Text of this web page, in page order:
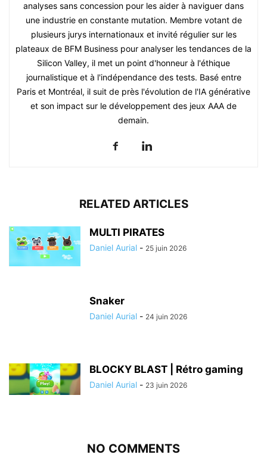
analyses sans concession pour les aider à naviguer dans
une industrie en constante mutation. Membre votant de
plusieurs jurys internationaux et invité régulier sur les
plateaux de BFM Business pour analyser les tendances de la
Silicon Valley, il met un point d'honneur à l'éthique
journalistique et à l'indépendance des tests. Basé entre
Paris et Montréal, il suit de près l'évolution de l'IA générative
et son impact sur le développement des jeux AAA de
demain.
RELATED ARTICLES
MULTI PIRATES
Daniel Aurial - 25 juin 2026
Snaker
Daniel Aurial - 24 juin 2026
BLOCKY BLAST | Rétro gaming
Daniel Aurial - 23 juin 2026
NO COMMENTS